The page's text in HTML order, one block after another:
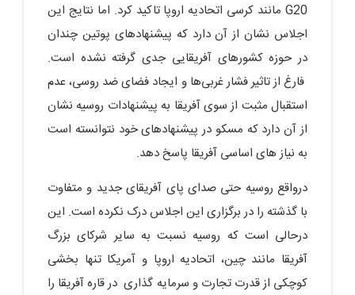
G20 مانند کرسی اتحادیه اروپا تاکید کرد. اما نتایج این
اجلاس نشان از آن دارد که پیشنهادهای پوتین چندان
در حوزه کشورهای آفریقایی جدی گرفته نشده است.
فارغ از تاثیر فشار غربی‌ها و ایجاد فضای ضد روسی، عدم
استقبال مثبت از سوی آفریقا به پیشنهادات روسیه نشان
از آن دارد که مسکو در پیشنهادهای خود نتوانسته است
به نیاز های اساسی آفریقا پاسخ دهد.
درواقع روسیه حتی صدای پای آفریقای جدید و متفاوت
با گذشته را در برگزاری این اجلاس درک نکرده است. این
درحالی است که روسیه نسبت به سایر شرکای بزرگ
آفریقا مانند چین، اتحادیه اروپا و آمریکا تنها بخشی
کوچکی از قدرت تجارت و سرمایه گذاری در قاره آفریقا را